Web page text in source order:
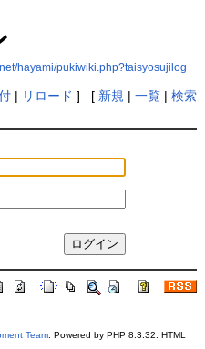
hayami/pukiwiki.php?taisyosujilog
| リロード ] [ 新規 | 一覧| 検索
Team. Powered by PHP 8.3.32. HTML